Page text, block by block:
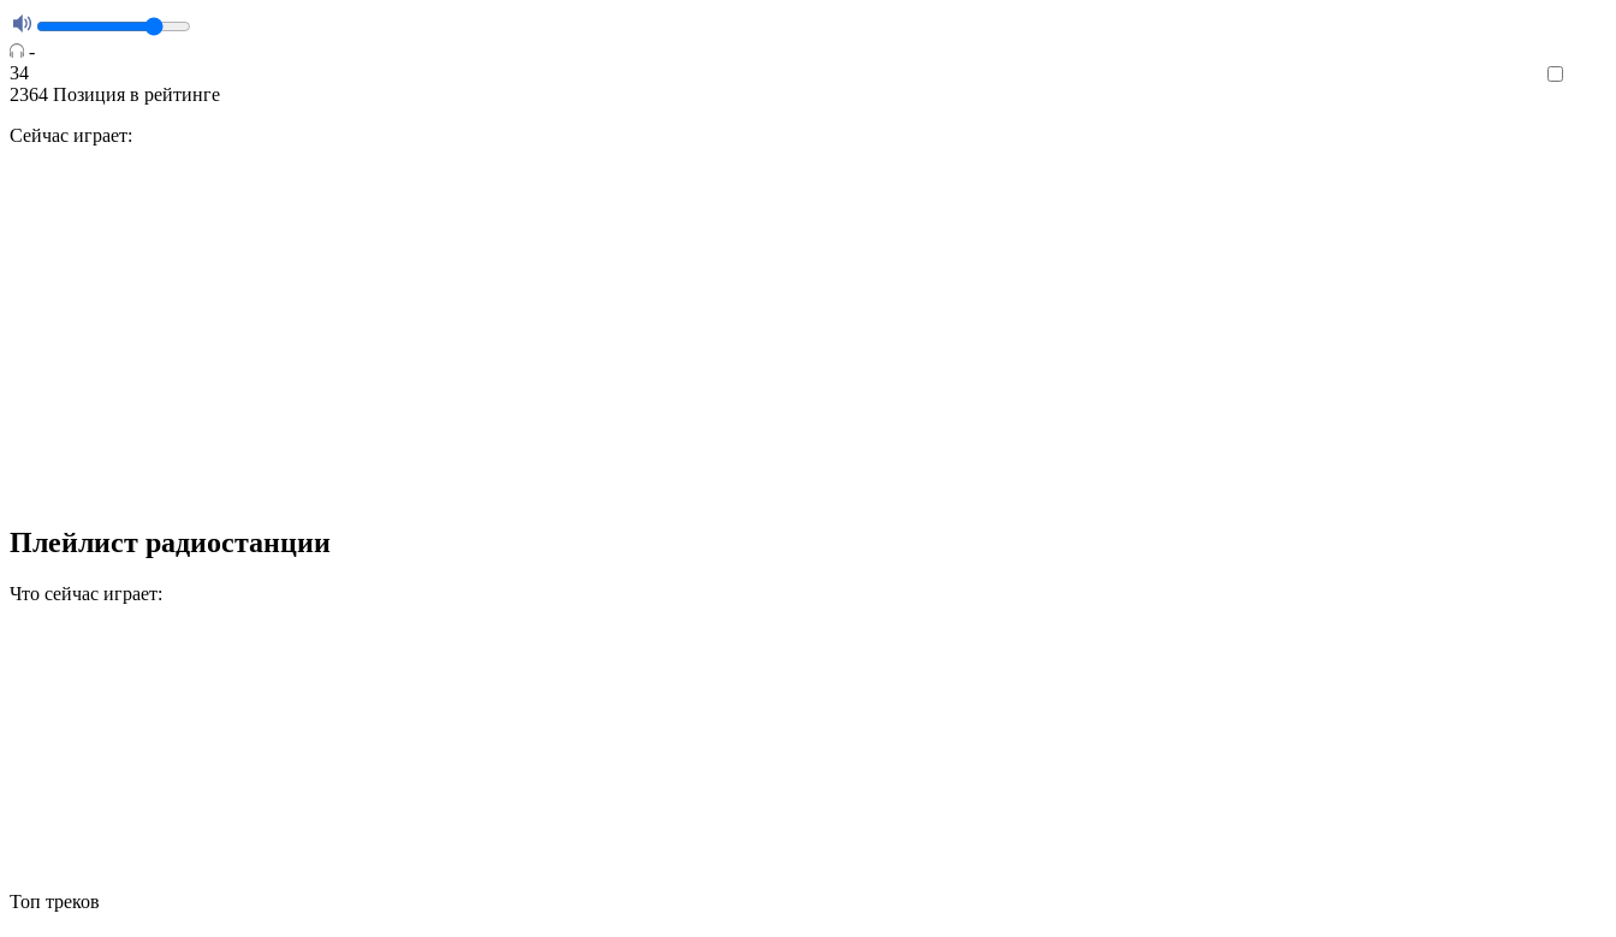
-
34
2364 Позиция в рейтинге
Сейчас играет:
Плейлист радиостанции
Что сейчас играет:
Топ треков